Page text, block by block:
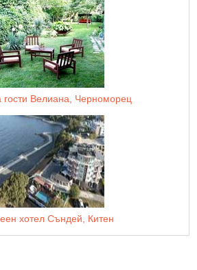
гости Велиана, Черноморец
хотел Съндей, Китен